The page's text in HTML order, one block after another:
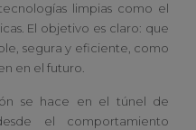
limpias como el
El objetivo es claro: que
segura y eficiente, como
en el futuro.
se hace en el túnel de
el comportamiento